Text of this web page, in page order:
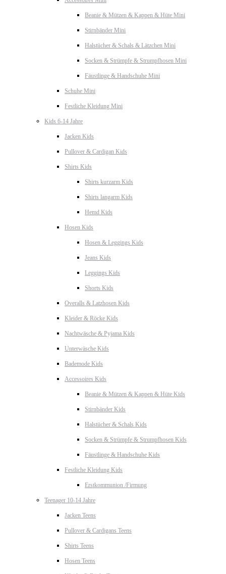
Beanie & Mützen & Kappen & Hüte Mini
Stirnbänder Mini
Halstücher & Schals & Lätzchen Mini
Socken & Strümpfe & Strumpfhosen Mini
Fäustlinge & Handschuhe Mini
Schuhe Mini
Festliche Kleidung Mini
Kids 6-14 Jahre
Jacken Kids
Pullover & Cardigan Kids
Shirts Kids
Shirts kurzarm Kids
Shirts langarm Kids
Hemd Kids
Hosen Kids
Hosen & Leggings Kids
Jeans Kids
Leggings Kids
Shorts Kids
Overalls & Latzhosen Kids
Kleider & Röcke Kids
Nachtwäsche & Pyjama Kids
Unterwäsche Kids
Bademode Kids
Accessoires Kids
Beanie & Mützen & Kappen & Hüte Kids
Stirnbänder Kids
Halstücher & Schals Kids
Socken & Strümpfe & Strumpfhosen Kids
Fäustlinge & Handschuhe Kids
Festliche Kleidung Kids
Erstkommunion /Firmung
Teenager 10-14 Jahre
Jacken Teens
Pullover & Cardigans Teens
Shirts Teens
Hosen Teens